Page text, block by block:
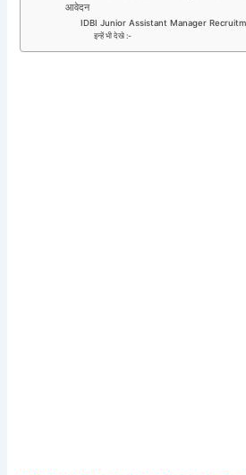
आवेदन
IDBI Junior Assistant Manager
इन्हें भी देखे :-